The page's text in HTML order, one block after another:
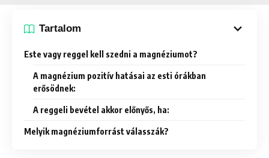
Tartalom
Este vagy reggel kell szedni a magnéziumot?
A magnézium pozitív hatásai az esti órákban
erősödnek:
A reggeli bevétel akkor előnyős, ha:
Melyik magnéziumforrást válasszák?